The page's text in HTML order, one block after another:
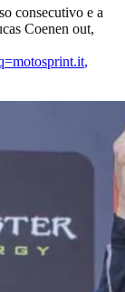
consecutivo e a
Coenen out,
,